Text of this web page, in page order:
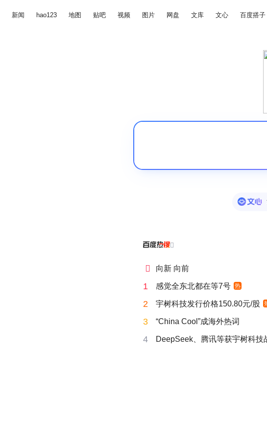
新闻 hao123 地图 贴吧 视频 图片 网盘 文库 文心 百度搭子

 向新 向前
1 感觉全东北都在等7号 热
2 宇树科技发行价格150.80元/股
3 “China Cool”成海外热词
4 DeepSeek、腾讯等获宇树科技战略配